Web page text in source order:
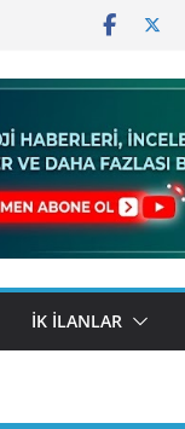
İK İLANLAR